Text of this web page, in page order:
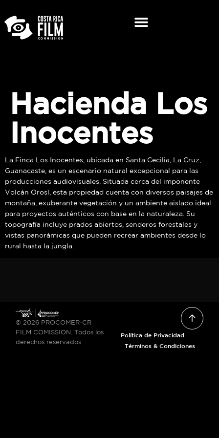
Hacienda Los
Inocentes
La Finca Los Inocentes, ubicada en Santa Cecilia, La Cruz,
Guanacaste, es un escenario natural excepcional para las
producciones audiovisuales. Situada cerca del imponente
Volcán Orosí, esta propiedad cuenta con diversos paisajes de
montaña, exuberante vegetación y un ambiente aislado ideal
para proyectos auténticos con base en la naturaleza. Su
topografía incluye prados abiertos, senderos forestales y
vistas panorámicas que pueden recrear ambientes desde lo
rural hasta la jungla.
© 2026 PROCOMER-CR
FILM COMISSION. Todos los
derechos reservados
Política de Privacidad
Términos & Condiciones